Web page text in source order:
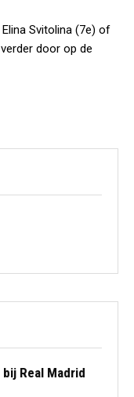
Svitolina (7e) of
door op de
Real Madrid